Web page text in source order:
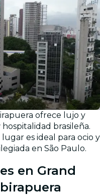
ofrece lujo y
brasileña.
es ideal para ocio y
en São Paulo.
en Grand